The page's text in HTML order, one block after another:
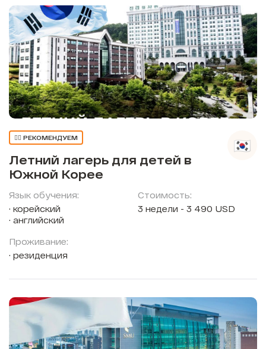
👍🏼 РЕКОМЕНДУЕМ
Летний лагерь для детей в
Южной Корее
Язык обучения:
корейский
английский
Проживание:
резиденция
Стоимость:
3 недели - 3 490 USD